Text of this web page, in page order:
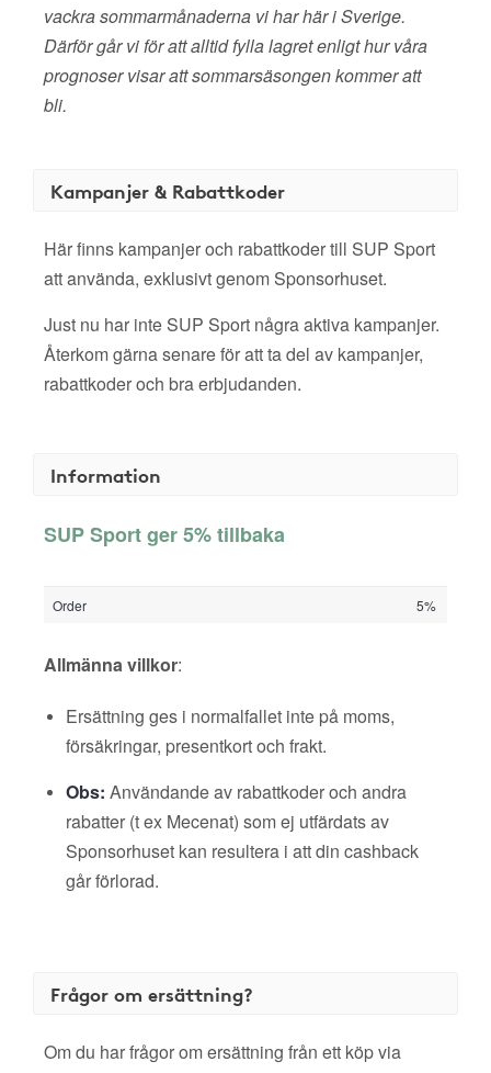
vackra sommarmånaderna vi har här i Sverige.
Därför går vi för att alltid fylla lagret enligt hur våra
prognoser visar att sommarsäsongen kommer att
bli.
Kampanjer & Rabattkoder
Här finns kampanjer och rabattkoder till SUP Sport
att använda, exklusivt genom Sponsorhuset.
Just nu har inte SUP Sport några aktiva kampanjer.
Återkom gärna senare för att ta del av kampanjer,
rabattkoder och bra erbjudanden.
Information
SUP Sport ger 5% tillbaka
Order 5%
Allmänna villkor:
Ersättning ges i normalfallet inte på moms,
försäkringar, presentkort och frakt.
Obs: Användande av rabattkoder och andra
rabatter (t ex Mecenat) som ej utfärdats av
Sponsorhuset kan resultera i att din cashback
går förlorad.
Frågor om ersättning?
Om du har frågor om ersättning från ett köp via